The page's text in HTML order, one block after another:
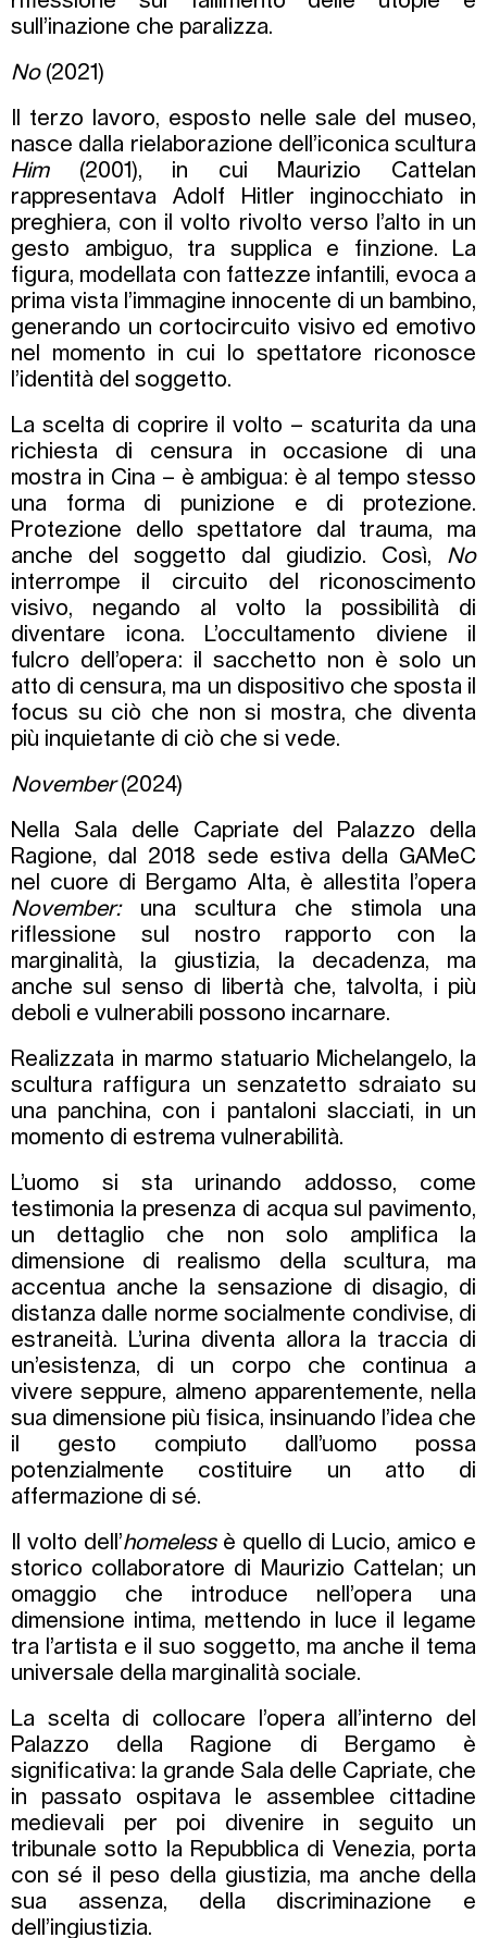
sull’inazione che paralizza.
No(2021)
Il terzo lavoro, esposto nelle sale del museo,
nasce dalla rielaborazione dell’iconica scultura
Him (2001), in cui Maurizio Cattelan
rappresentava Adolf Hitler inginocchiato in
preghiera, con il volto rivolto verso l’alto in un
gesto ambiguo, tra supplica e finzione. La
figura, modellata con fattezze infantili, evoca a
prima vista l’immagine innocente di un bambino,
generando un cortocircuito visivo ed emotivo
nel momento in cui lo spettatore riconosce
l’identità del soggetto.
La scelta di coprire il volto – scaturita da una
richiesta di censura in occasione di una
mostra in Cina – è ambigua: è al tempo stesso
una forma di punizione e di protezione.
Protezione dello spettatore dal trauma, ma
anche del soggetto dal giudizio. Così, No
interrompe il circuito del riconoscimento
visivo, negando al volto la possibilità di
diventare icona. L’occultamento diviene il
fulcro dell’opera: il sacchetto non è solo un
atto di censura, ma un dispositivo che sposta il
focus su ciò che non si mostra, che diventa
più inquietante di ciò che si vede.
November(2024)
Nella Sala delle Capriate del Palazzo della
Ragione, dal 2018 sede estiva della GAMeC
nel cuore di Bergamo Alta, è allestita l’opera
November:una scultura che stimola una
riflessione sul nostro rapporto con la
marginalità, la giustizia, la decadenza, ma
anche sul senso di libertà che, talvolta, i più
deboli e vulnerabili possono incarnare.
Realizzata in marmo statuario Michelangelo, la
scultura raffigura un senzatetto sdraiato su
una panchina, con i pantaloni slacciati, in un
momento di estrema vulnerabilità.
L’uomo si sta urinando addosso, come
testimonia la presenza di acqua sul pavimento,
un dettaglio che non solo amplifica la
dimensione di realismo della scultura, ma
accentua anche la sensazione di disagio, di
distanza dalle norme socialmente condivise, di
estraneità. L’urina diventa allora la traccia di
un’esistenza, di un corpo che continua a
vivere seppure, almeno apparentemente, nella
sua dimensione più fisica, insinuando l’idea che
il gesto compiuto dall’uomo possa
potenzialmente costituire un atto di
affermazione di sé.
Il volto dell’homelessè quello di Lucio, amico e
storico collaboratore di Maurizio Cattelan; un
omaggio che introduce nell’opera una
dimensione intima, mettendo in luce il legame
tra l’artista e il suo soggetto, ma anche il tema
universale della marginalità sociale.
La scelta di collocare l’opera all’interno del
Palazzo della Ragione di Bergamo è
significativa: la grande Sala delle Capriate, che
in passato ospitava le assemblee cittadine
medievali per poi divenire in seguito un
tribunale sotto la Repubblica di Venezia, porta
con sé il peso della giustizia, ma anche della
sua assenza, della discriminazione e
dell’ingiustizia.